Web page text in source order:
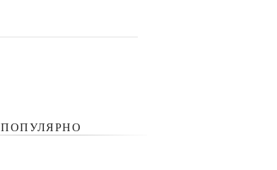
ПОПУЛЯРНО